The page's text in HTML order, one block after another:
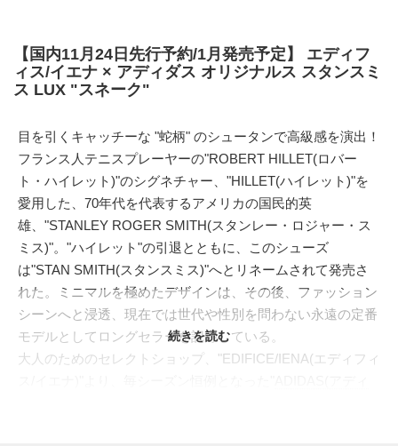
【国内11月24日先行予約/1月発売予定】 エディフ
ィス/イエナ × アディダス オリジナルス スタンスミ
ス LUX "スネーク"
目を引くキャッチーな "蛇柄" のシュータンで高級感を演出！
フランス人テニスプレーヤーの"ROBERT HILLET(ロバー
ト・ハイレット)"のシグネチャー、"HILLET(ハイレット)"を
愛用した、70年代を代表するアメリカの国民的英
雄、"STANLEY ROGER SMITH(スタンレー・ロジャー・ス
ミス)"。"ハイレット"の引退とともに、このシューズ
は"STAN SMITH(スタンスミス)"へとリネームされて発売さ
れた。ミニマルを極めたデザインは、その後、ファッション
シーンへと浸透、現在では世代や性別を問わない永遠の定番
モデルとしてロングセラーを記録している。
大人のためのセレクトショップ、"EDIFICE/IENA(エディフィ
続きを読む